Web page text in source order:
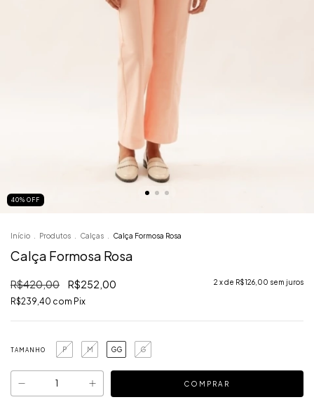
40% OFF
Início Produtos Calças Calça Formosa Rosa
Calça Formosa Rosa
R$420,00 R$252,00 2 x de R$126,00 sem juros
R$239,40 com Pix
TAMANHO P M GG G